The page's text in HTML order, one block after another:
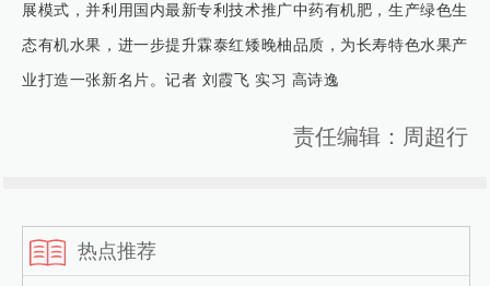
展模式，并利用国内最新专利技术推广中药有机肥，生产绿色生
态有机水果，进一步提升霖泰红矮晚柚品质，为长寿特色水果产
业打造一张新名片。记者 刘霞飞 实习 高诗逸
责任编辑：周超行
热点推荐